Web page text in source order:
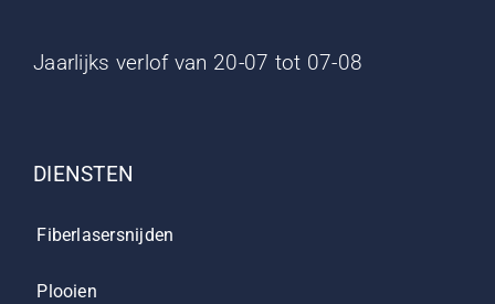
Jaarlijks verlof van 20-07 tot 07-08
DIENSTEN
Fiberlasersnijden
Plooien